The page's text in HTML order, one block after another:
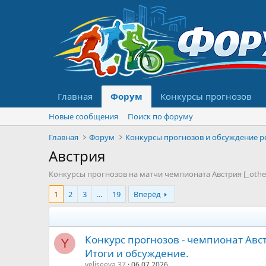
Главная Форум Конкурсы прогнозов
Новые сообщения
Поиск по форуму
Главная
Форум
Австрия
Конкурсы прогнозов на матчи чемпионата Австрия
1
2 3 ... 19 Вперёд
Y
Конкурс прогнозов - чемпионат
Итоги и обсуждение.